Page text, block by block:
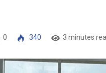
0 340 3 minutes